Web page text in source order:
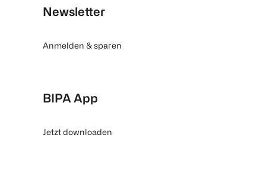
Newsletter
Anmelden & sparen
BIPA App
Jetzt downloaden